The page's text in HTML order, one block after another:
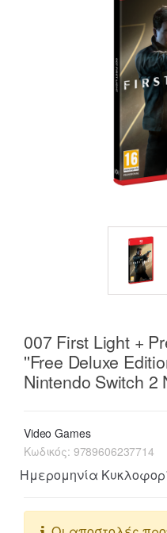
007 First Light +
''Free Deluxe
Nintendo Switch 2
Video Games
Κωδικός: 9789606237714
Ημερομηνία